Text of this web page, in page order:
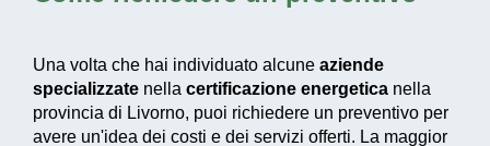
Una volta che hai individuato alcune aziende
specializzate nella certificazione energetica nella
provincia di Livorno, puoi richiedere un preventivo per
avere un'idea dei costi e dei servizi offerti. La maggior